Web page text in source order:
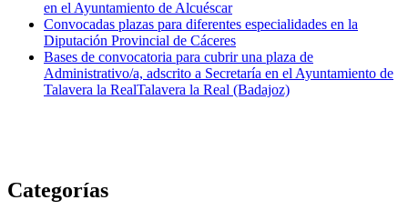
en el Ayuntamiento de Alcuéscar
Convocadas plazas para diferentes especialidades en la
Diputación Provincial de Cáceres
Bases de convocatoria para cubrir una plaza de
Administrativo/a, adscrito a Secretaría en el Ayuntamiento de
Talavera la RealTalavera la Real (Badajoz)
Categorías